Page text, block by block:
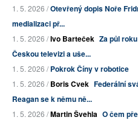
1. 5. 2026 /Otevřený dopis Noře
medializaci př...
1. 5. 2026 /Ivo Barteček Za půl
Českou televizi a uše...
1. 5. 2026 /Pokrok Číny v robotice
1. 5. 2026 /Boris Cvek Federální
Reagan se k němu ně...
1. 5. 2026 /Martin Švehla O čem